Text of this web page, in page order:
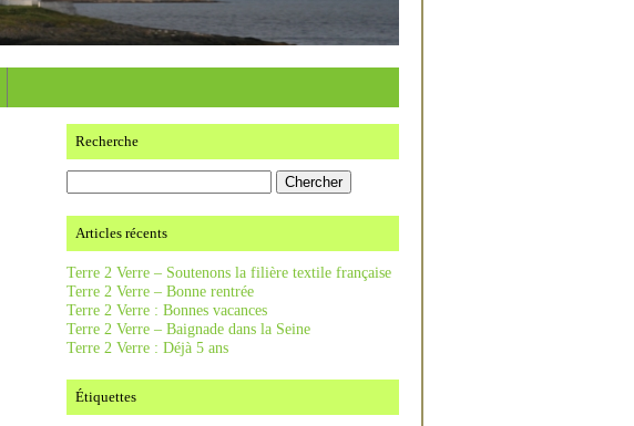
Recherche
Articles récents
Terre 2 Verre – Soutenons la filière textile française
Terre 2 Verre – Bonne rentrée
Terre 2 Verre : Bonnes vacances
Terre 2 Verre – Baignade dans la Seine
Terre 2 Verre : Déjà 5 ans
Étiquettes